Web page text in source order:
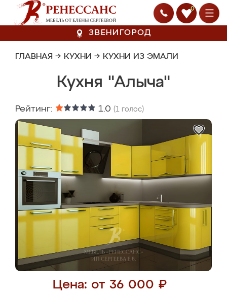
0
ЗВЕНИГОРОД
ГЛАВНАЯ → КУХНИ → КУХНИ ИЗ ЭМАЛИ
Кухня "Алыча"
Рейтинг: 1.0 (1 голос)
Цена: от 36 000 ₽